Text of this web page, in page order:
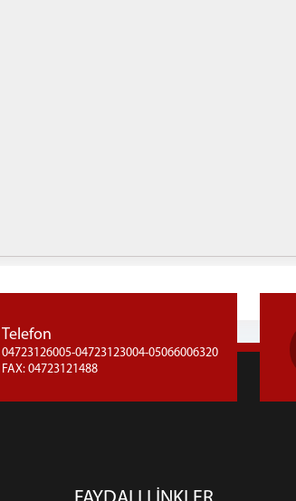
Telefon
04723126005-04723123004-05066006320
FAX: 04723121488